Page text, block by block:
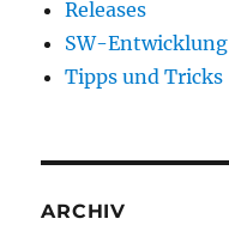
Releases
SW-Entwicklung
Tipps und Tricks
ARCHIV